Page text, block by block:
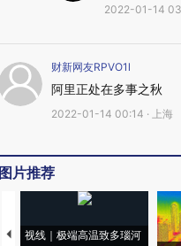
2022-01-14
财新网友RPVO1l
阿里正处在多事之秋
2022-01-14 00:14 · 上海
图片推荐
视线｜极端高温致多瑙河